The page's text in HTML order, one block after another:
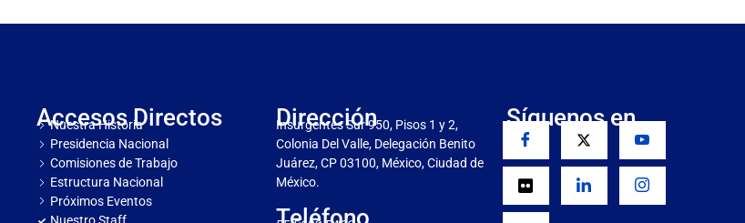
Accesos Directos
Nuestra Historia
Presidencia Nacional
Comisiones de Trabajo
Estructura Nacional
Próximos Eventos
Dirección
Insurgentes Sur 950, Pisos 1 y 2,
Colonia Del Valle, Delegación Benito
Juárez, CP 03100, México, Ciudad de
México.
Teléfono
Síguenos en